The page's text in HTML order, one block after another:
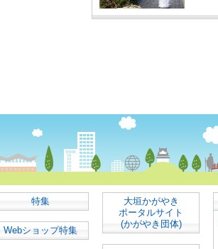
特集
Webショップ特集
大垣かがやき
ポータルサイト
(かがやき団体)